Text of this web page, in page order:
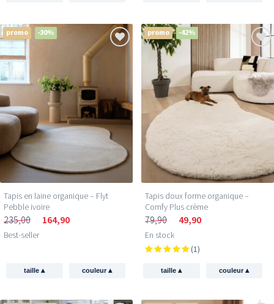
promo -30%
Tapis en laine organique – Flyt
Pebble ivoire
235,00 164,90
Best-seller
taille▴ couleur▴
promo -42%
Tapis doux forme organique –
Comfy Plus crème
79,90 49,90
En stock
(1)
taille▴ couleur▴
Reçois 5 € de réduction
sur ton premier achat !
Inscris-toi et sois le premier à découvrir les
nouvelles collections et les offres exclusives.
Email
Je profite de ma réduction →
350.000+ peronnes t'ontdéjà rejoint